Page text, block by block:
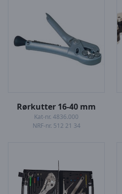
Rørkutter 16-40 mm
Kat-nr. 4836.000
NRF-nr. 512 21 34